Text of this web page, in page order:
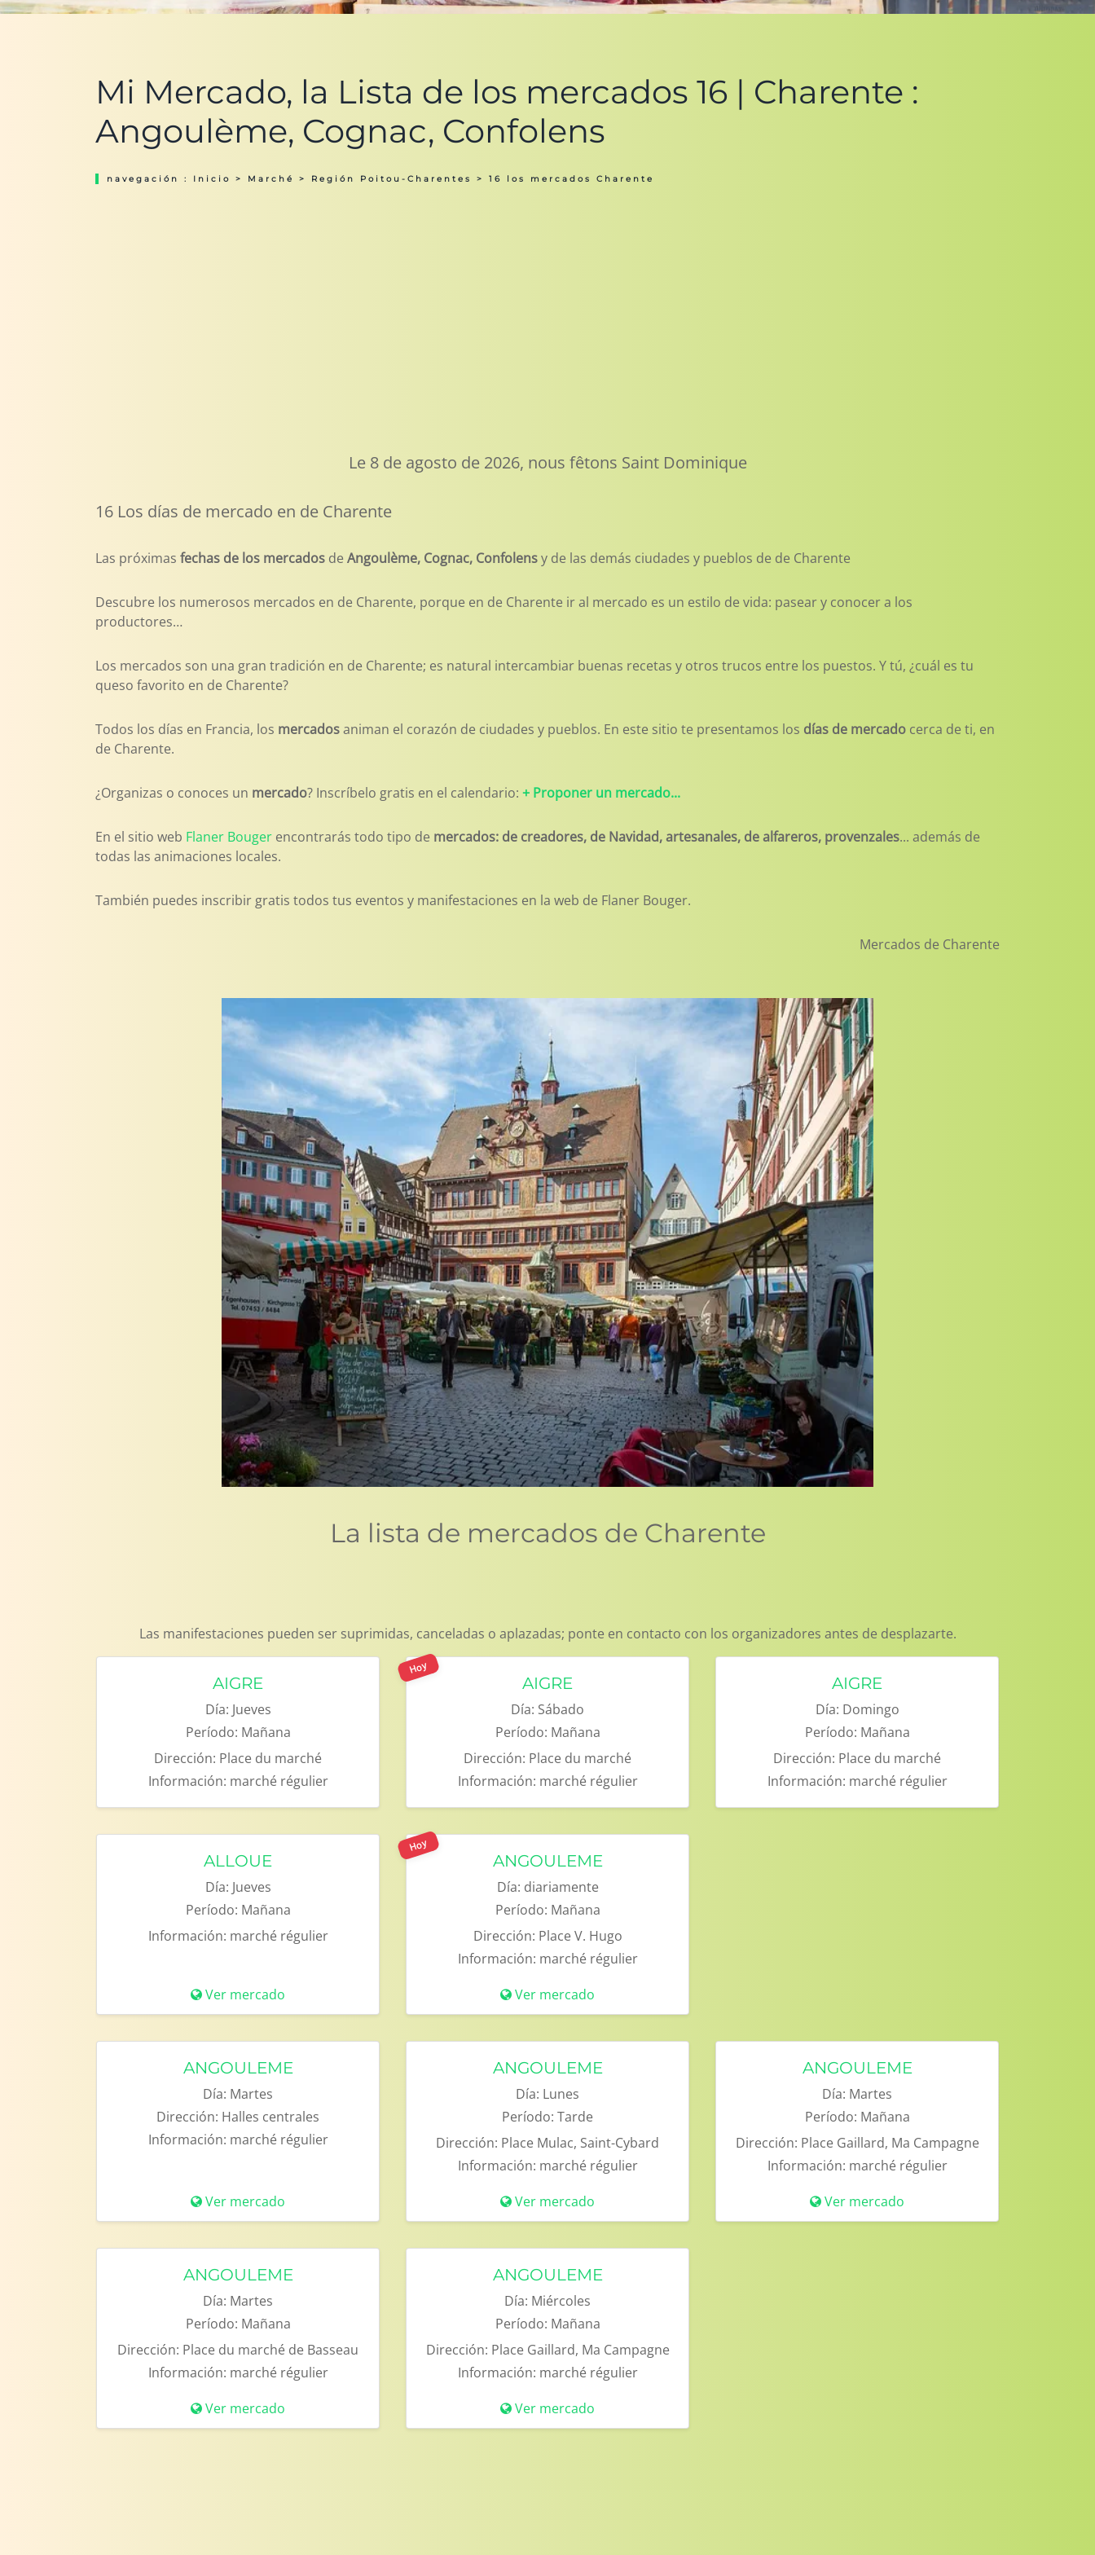
Mi Mercado, la Lista de los mercados 16 | Charente :
Angoulème, Cognac, Confolens
navegación : Inicio > Marché > Región Poitou-Charentes > 16 los mercados Charente
Le 8 de agosto de 2026, nous fêtons Saint Dominique
16 Los días de mercado en de Charente
Las próximas fechas de los mercados de Angoulème, Cognac, Confolensy de las demás ciudades y pueblos de de Charente
Descubre los numerosos mercados en de Charente, porque en de Charente ir al mercado es un estilo de vida: pasear y conocer a los
productores…
Los mercados son una gran tradición en de Charente; es natural intercambiar buenas recetas y otros trucos entre los puestos. Y tú, ¿cuál es tu
queso favorito en de Charente?
Todos los días en Francia, los mercadosaniman el corazón de ciudades y pueblos. En este sitio te presentamos los días de mercado cerca de ti, en
de Charente.
¿Organizas o conoces un mercado? Inscríbelo gratis en el calendario: + Proponer un mercado...
En el sitio web Flaner Bouger encontrarás todo tipo de mercados: de creadores, de Navidad, artesanales, de alfareros, provenzales... además de
todas las animaciones locales.
También puedes inscribir gratis todos tus eventos y manifestaciones en la web de Flaner Bouger.
Mercados de Charente
La lista de mercados de Charente
Las manifestaciones pueden ser suprimidas, canceladas o aplazadas; ponte en contacto con los organizadores antes de desplazarte.
AIGRE
Día: Jueves
Período: Mañana
Dirección: Place du marché
Información: marché régulier
Hoy
AIGRE
Día: Sábado
Período: Mañana
Dirección: Place du marché
Información: marché régulier
AIGRE
Día: Domingo
Período: Mañana
Dirección: Place du marché
Información: marché régulier
ALLOUE
Día: Jueves
Período: Mañana
Información: marché régulier
Ver mercado
Hoy
ANGOULEME
Día: diariamente
Período: Mañana
Dirección: Place V. Hugo
Información: marché régulier
Ver mercado
ANGOULEME
Día: Martes
Dirección: Halles centrales
Información: marché régulier
Ver mercado
ANGOULEME
Día: Lunes
Período: Tarde
Dirección: Place Mulac, Saint-Cybard
Información: marché régulier
Ver mercado
ANGOULEME
Día: Martes
Período: Mañana
Dirección: Place Gaillard, Ma Campagne
Información: marché régulier
Ver mercado
ANGOULEME
Día: Martes
Período: Mañana
Dirección: Place du marché de Basseau
Información: marché régulier
Ver mercado
ANGOULEME
Día: Miércoles
Período: Mañana
Dirección: Place Gaillard, Ma Campagne
Información: marché régulier
Ver mercado